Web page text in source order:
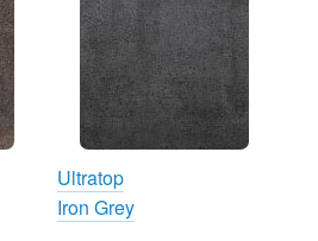
Ultratop
Iron Grey